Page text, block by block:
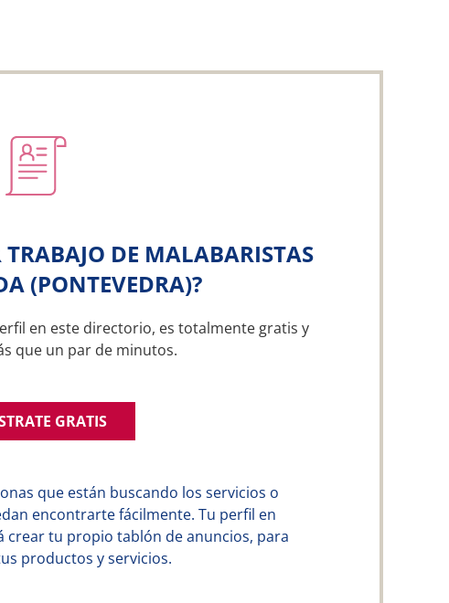
DE MALABARISTAS
(PONTEVEDRA)?
en este directorio, es totalmente gratis y
que un par de minutos.
GRATIS
que están buscando los servicios o
encontrarte fácilmente. Tu perfil en
tu propio tablón de anuncios, para
productos y servicios.